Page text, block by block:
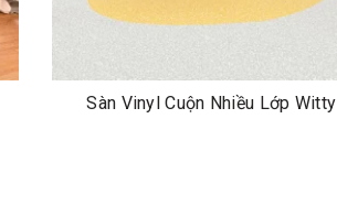
Sàn Vinyl Cuộn Nhiều Lớp Witty